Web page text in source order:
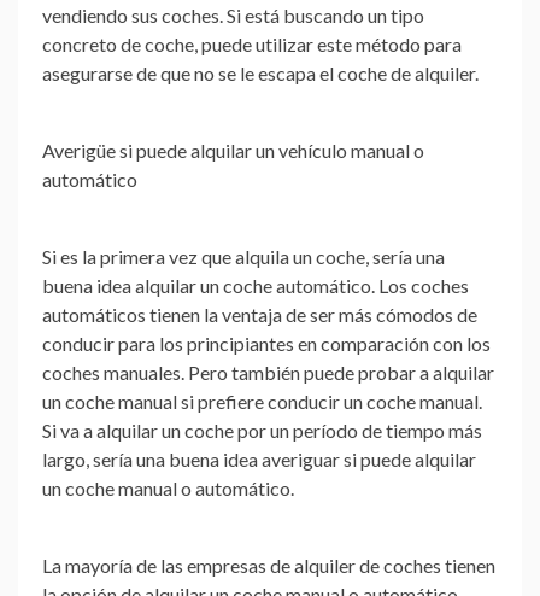
vendiendo sus coches. Si está buscando un tipo
concreto de coche, puede utilizar este método para
asegurarse de que no se le escapa el coche de alquiler.
Averigüe si puede alquilar un vehículo manual o
automático
Si es la primera vez que alquila un coche, sería una
buena idea alquilar un coche automático. Los coches
automáticos tienen la ventaja de ser más cómodos de
conducir para los principiantes en comparación con los
coches manuales. Pero también puede probar a alquilar
un coche manual si prefiere conducir un coche manual.
Si va a alquilar un coche por un período de tiempo más
largo, sería una buena idea averiguar si puede alquilar
un coche manual o automático.
La mayoría de las empresas de alquiler de coches tienen